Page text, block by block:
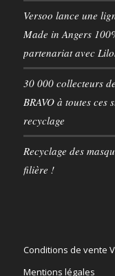
Versoo lance une
Made in Angers
partenariat avec
30 000 collecteurs
BRAVO à toutes ces
recyclage
Recyclage des
filière !
Conditions de vente
Mentions légales